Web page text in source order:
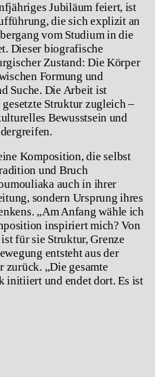
Jubiläum feiert, ist
die sich explizit an
vom Studium in die
Dieser biografische
Zustand: Die Körper
Formung und
Suche. Die Arbeit ist
Struktur zugleich –
Bewusstsein und
Komposition, die selbst
und Bruch
auch in ihrer
sondern Ursprung ihres
„Am Anfang wähle ich
inspiriert mich? Von
für sie Struktur, Grenze
entsteht aus der
zurück. „Die gesamte
und endet dort. Es ist